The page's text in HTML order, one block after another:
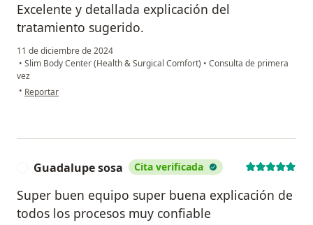
Excelente y detallada explicación del
tratamiento sugerido.
11 de diciembre de 2024
• Slim Body Center (Health & Surgical Comfort) • Consulta de primera
vez
• en opinión del usuario Eduardo Guerrero
Reportar
Guadalupe sosa Cita verificada
Super buen equipo super buena explicación de
todos los procesos muy confiable